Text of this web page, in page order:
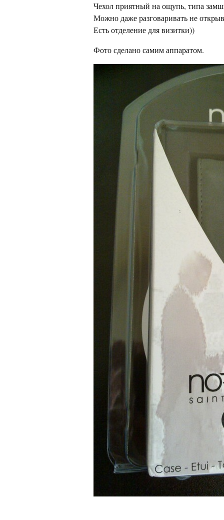
Чехол приятный на ощупь, типа
Можно даже разговаривать не
Есть отделение для визитки))
Фото сделано самим аппаратом.